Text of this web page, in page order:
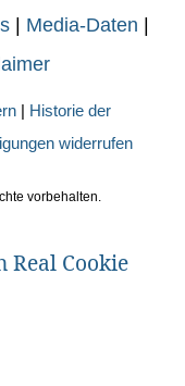
| Media-Daten |
| Historie der
widerrufen
vorbehalten.
Real Cookie